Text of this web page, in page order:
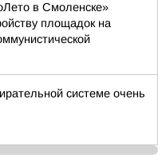
в Смоленске»
площадок на
системе очень